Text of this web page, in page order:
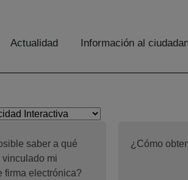
Actualidad Información al
saber a qué
mi
firma electrónica?
¿Cómo